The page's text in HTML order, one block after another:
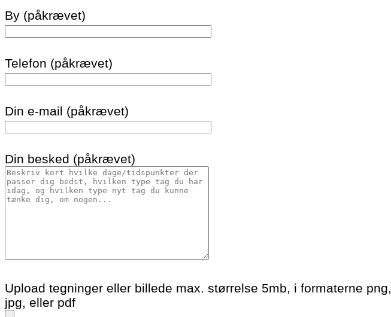
By (påkrævet)
Telefon (påkrævet)
Din e-mail (påkrævet)
Din besked (påkrævet)
Upload tegninger eller billede max. størrelse 5mb, i formaterne png,
jpg, eller pdf